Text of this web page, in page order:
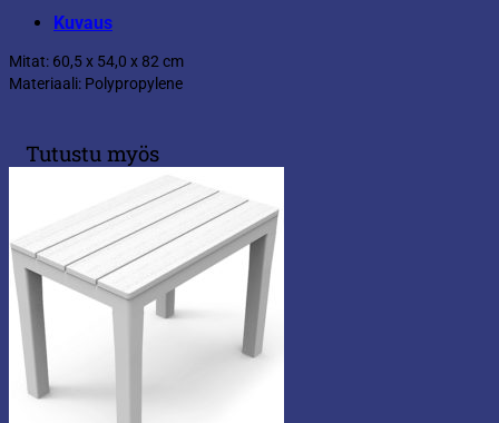
Kuvaus
Mitat: 60,5 x 54,0 x 82 cm
Materiaali: Polypropylene
Tutustu myös